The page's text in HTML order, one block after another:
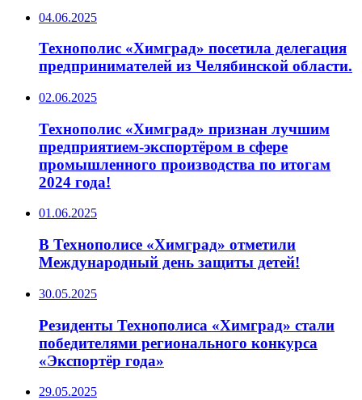
04.06.2025
Технополис «Химград» посетила делегация
предпринимателей из Челябинской области.
02.06.2025
Технополис «Химград» признан лучшим
предприятием-экспортёром в сфере
промышленного производства по итогам
2024 года!
01.06.2025
В Технополисе «Химград» отметили
Международный день защиты детей!
30.05.2025
Резиденты Технополиса «Химград» стали
победителями регионального конкурса
«Экспортёр года»
29.05.2025